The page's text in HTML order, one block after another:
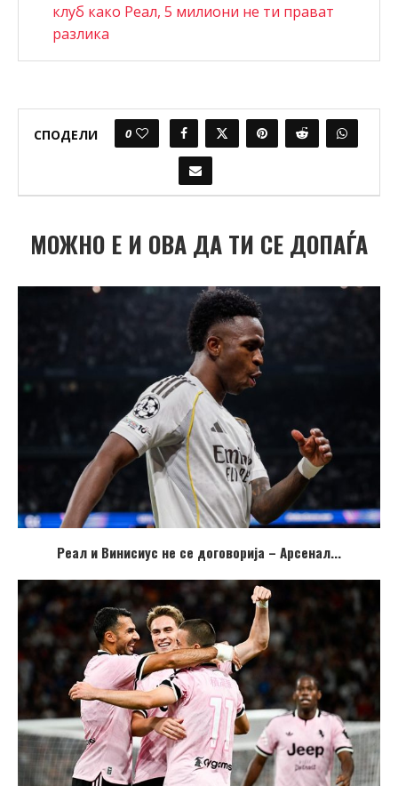
клуб како Реал, 5 милиони не ти прават
разлика
СПОДЕЛИ 0
МОЖНО Е И ОВА ДА ТИ СЕ ДОПАЃА
Реал и Винисиус не се договорија – Арсенал...